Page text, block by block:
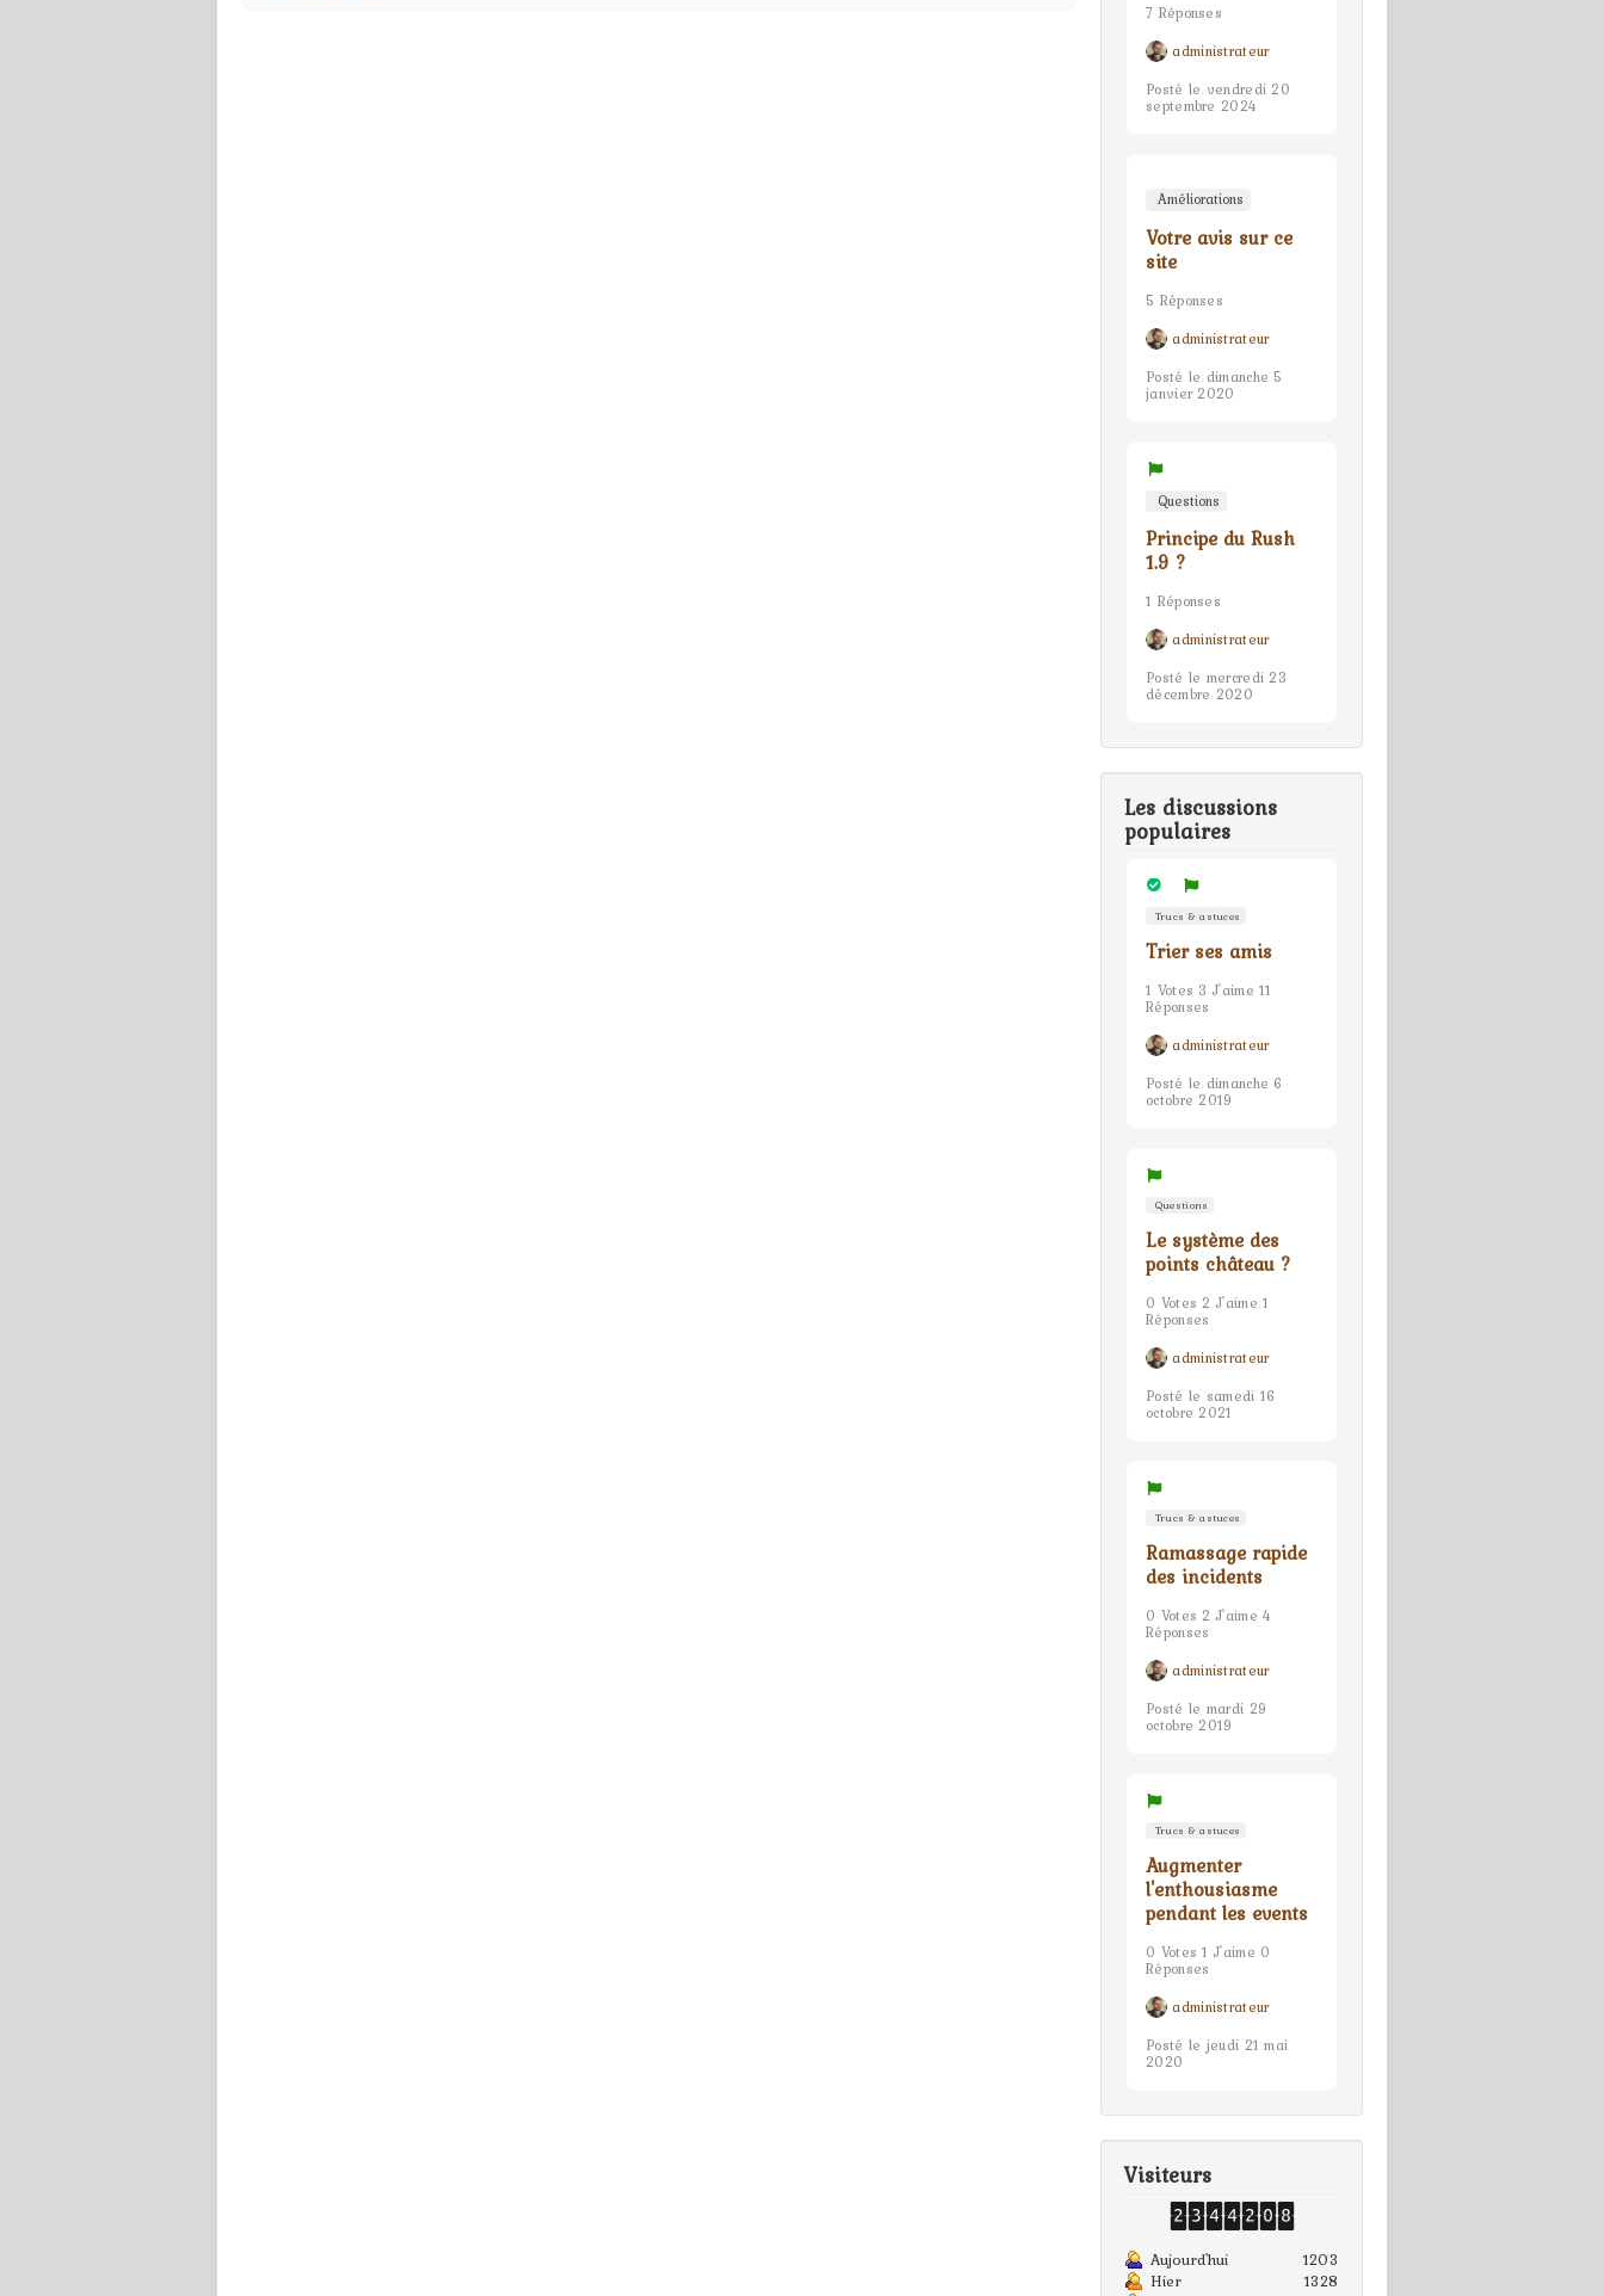
7 Réponses
administrateur
Posté le vendredi 20
septembre 2024
Améliorations
Votre avis sur ce
site
5 Réponses
administrateur
Posté le dimanche 5
janvier 2020
Questions
Principe du Rush
1.9 ?
1 Réponses
administrateur
Posté le mercredi 23
décembre 2020
Les discussions
populaires
Trucs & astuces
Trier ses amis
1 Votes 3 J'aime 11
Réponses
administrateur
Posté le dimanche 6
octobre 2019
Questions
Le système des
points château ?
0 Votes 2 J'aime 1
Réponses
administrateur
Posté le samedi 16
octobre 2021
Trucs & astuces
Ramassage rapide
des incidents
0 Votes 2 J'aime 4
Réponses
administrateur
Posté le mardi 29
octobre 2019
Trucs & astuces
Augmenter
l'enthousiasme
pendant les events
0 Votes 1 J'aime 0
Réponses
administrateur
Posté le jeudi 21 mai
2020
Visiteurs
Aujourd'hui
1203
Hier
1328